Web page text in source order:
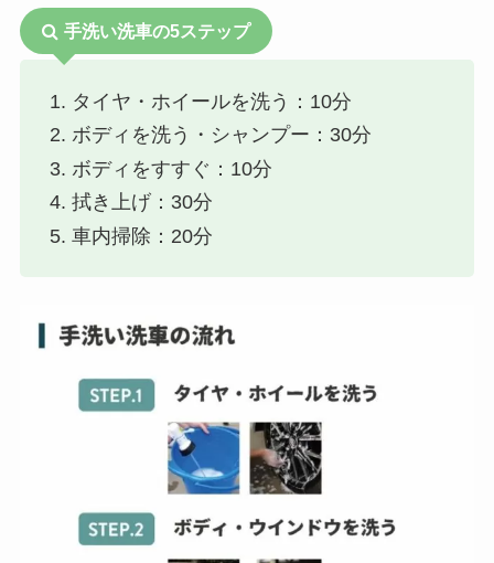
手洗い洗車の5ステップ
タイヤ・ホイールを洗う：10分
ボディを洗う・シャンプー：30分
ボディをすすぐ：10分
拭き上げ：30分
車内掃除：20分